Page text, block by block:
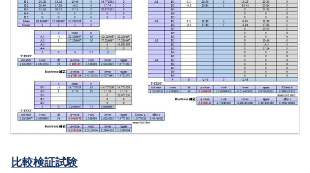
比較検証試験